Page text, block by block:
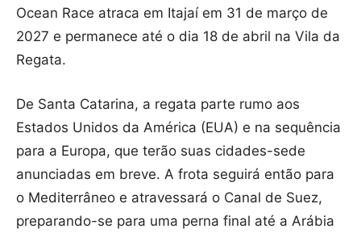
Ocean Race atraca em Itajaí em 31 de março de
2027 e permanece até o dia 18 de abril na Vila da
Regata.
De Santa Catarina, a regata parte rumo aos
Estados Unidos da América (EUA) e na sequência
para a Europa, que terão suas cidades-sede
anunciadas em breve. A frota seguirá então para
o Mediterrâneo e atravessará o Canal de Suez,
preparando-se para uma perna final até a Arábia